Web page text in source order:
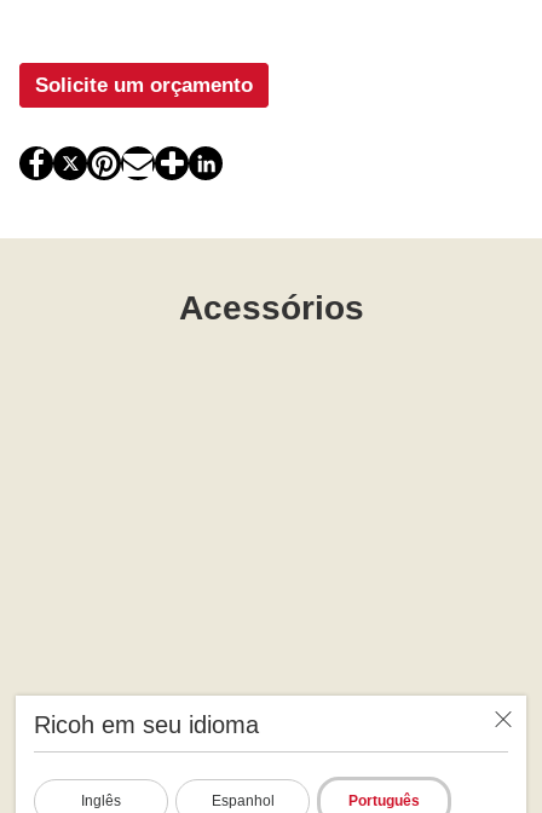
Ricoh em seu idioma
Inglês Espanhol Português
Solicite um orçamento
Acessórios